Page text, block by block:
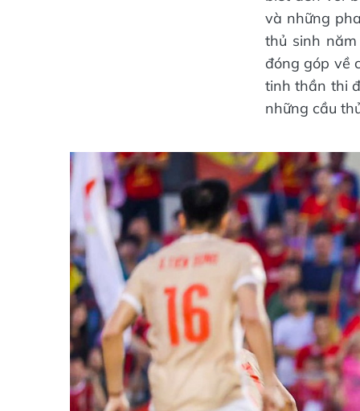
và những
thủ sinh
đóng góp về
tinh thần thi
những cầu